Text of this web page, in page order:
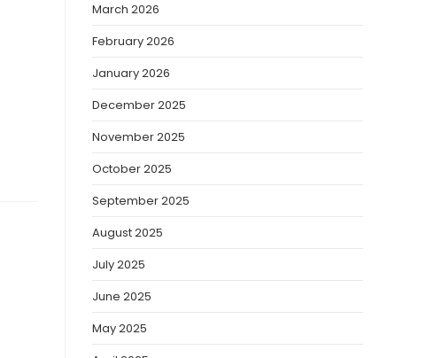
March 2026
February 2026
January 2026
December 2025
November 2025
October 2025
September 2025
August 2025
July 2025
June 2025
May 2025